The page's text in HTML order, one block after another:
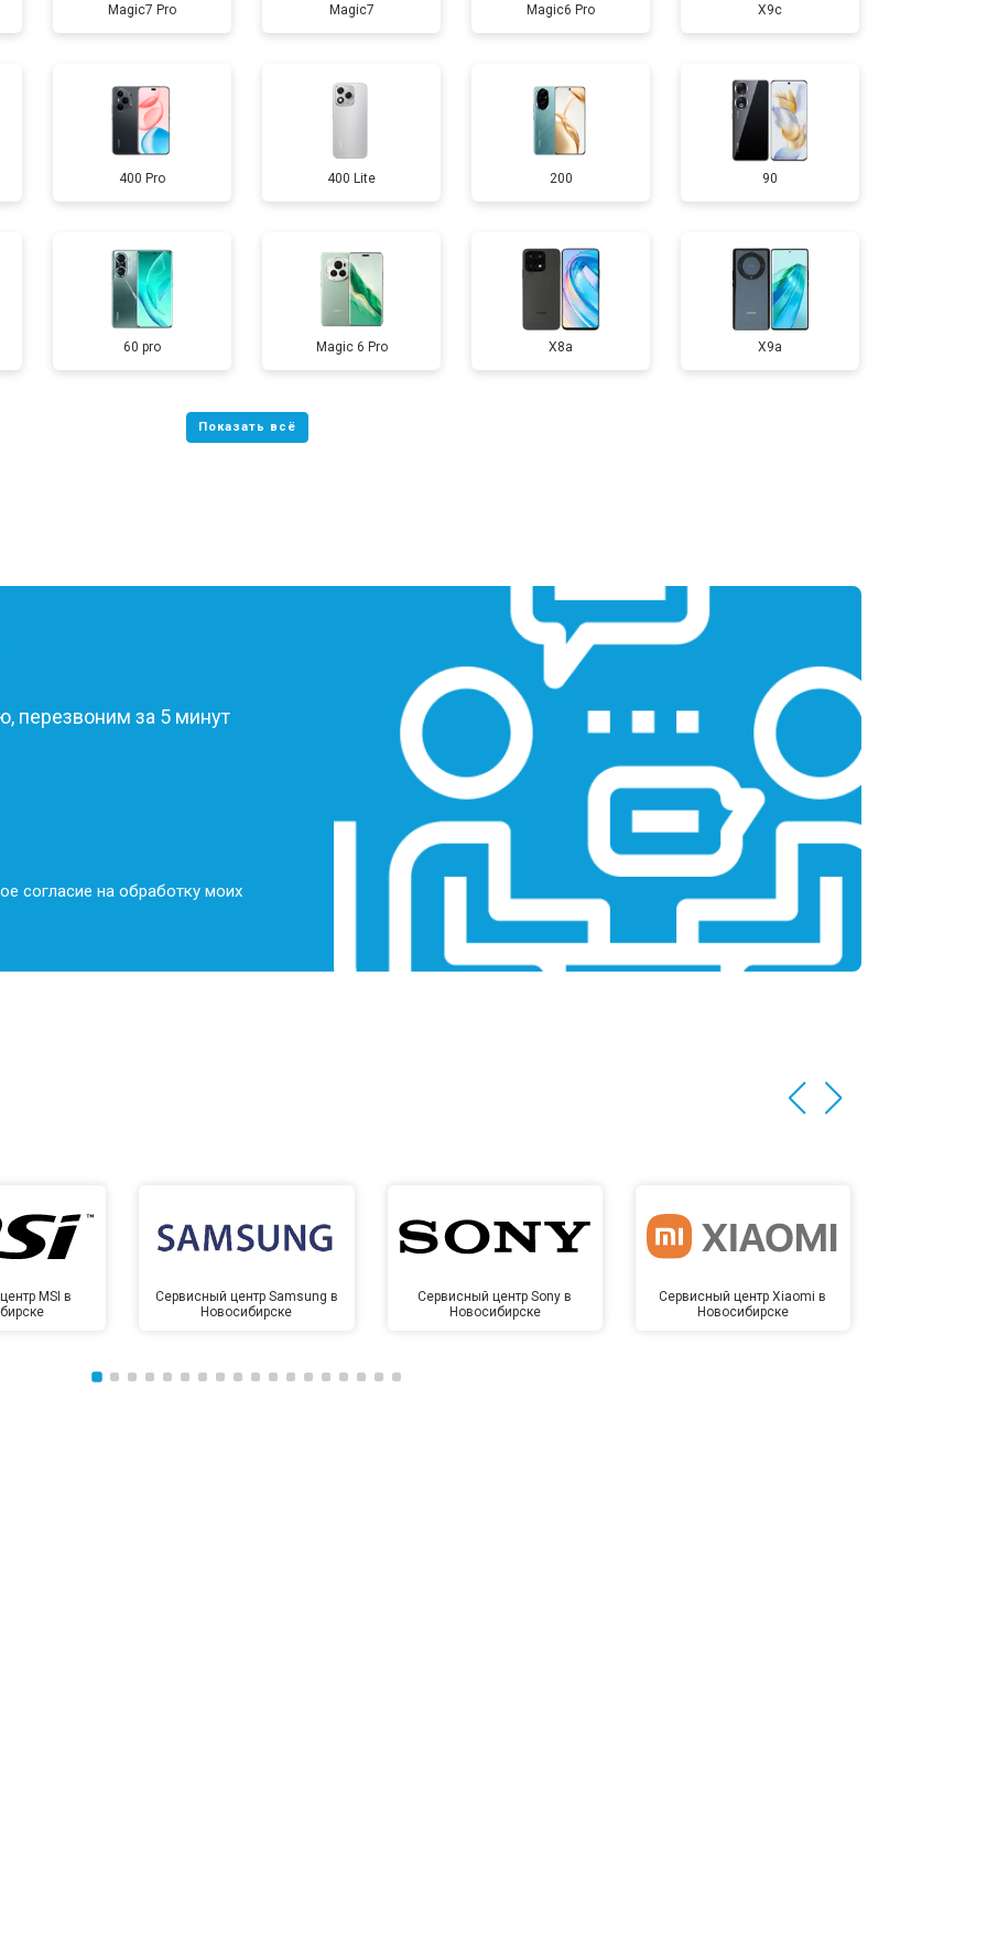
от 40 мин от 950 ₽ Заказать
от 70 мин от 1750 ₽ Заказать
от 60 мин от 3200 ₽ Заказать
от 60 мин от 1400 ₽ Заказать
Magic7 Pro Magic7 Magic6 Pro X9c
400 Pro 400 Lite 200 90
60 pro Magic 6 Pro X8a X9a
перезвоним за 5 минут
согласие на обработку моих
MSI в
Сервисный центр Samsung в
Новосибирске
Сервисный центр Sony в
Новосибирске
Сервисный центр Xiaomi в
Новосибирске